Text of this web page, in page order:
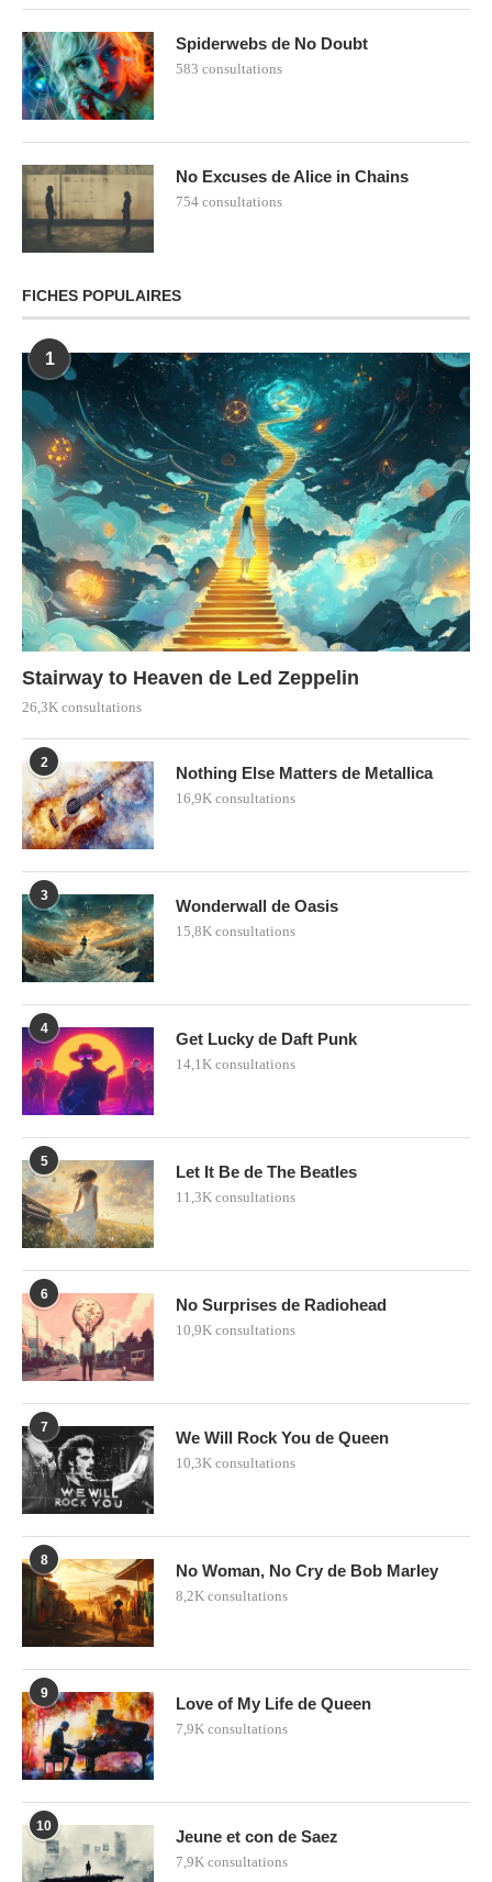
Spiderwebs de No Doubt
583 consultations
No Excuses de Alice in Chains
754 consultations
FICHES POPULAIRES
1
Stairway to Heaven de Led Zeppelin
26,3K consultations
2
Nothing Else Matters de Metallica
16,9K consultations
3
Wonderwall de Oasis
15,8K consultations
4
Get Lucky de Daft Punk
14,1K consultations
5
Let It Be de The Beatles
11,3K consultations
6
No Surprises de Radiohead
10,9K consultations
7
We Will Rock You de Queen
10,3K consultations
8
No Woman, No Cry de Bob Marley
8,2K consultations
9
Love of My Life de Queen
7,9K consultations
10
Jeune et con de Saez
7,9K consultations